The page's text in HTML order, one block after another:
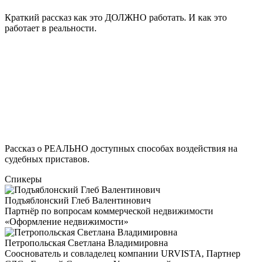
Краткий рассказ как это ДОЛЖНО работать. И как это
работает в реальности.
Рассказ о РЕАЛЬНО доступных способах воздействия на
судебных приставов.
Спикеры
Подъяблонский Глеб Валентинович
Партнёр по вопросам коммерческой недвижимости
«Оформление недвижимости»
Петропольская Светлана Владимировна
Сооснователь и совладелец компании URVISTA, Партнер